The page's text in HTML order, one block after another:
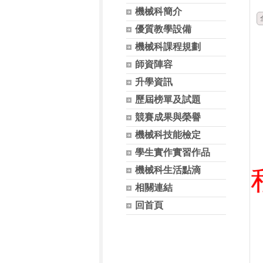
機械科簡介
優質教學設備
機械科課程規劃
師資陣容
升學資訊
歷屆榜單及試題
競賽成果與榮譽
機械科技能檢定
學生實作實習作品
機械科生活點滴
相關連結
回首頁
大學-飛機工程系